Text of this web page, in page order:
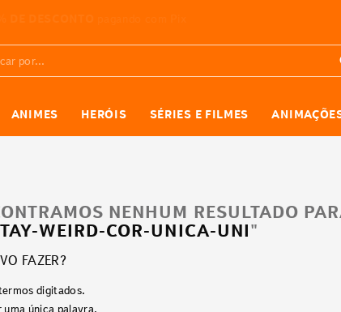
por...
ANIMES HERÓIS SÉRIES E FILMES
NENHUM RESULTADO
WEIRD-COR-UNICA-UNI"
FAZER?
digitados.
uma única palavra.